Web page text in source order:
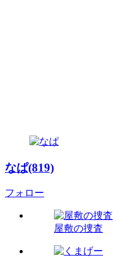
なぱ(819)
フォロー
屋敷の捜査